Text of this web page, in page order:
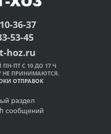
36-37
53-45
hoz.ru
ПТ С 10 ДО 17 Ч
НЕ ПРИНИМАЮТСЯ.
ОТПРАВОК
раздел
сообщений